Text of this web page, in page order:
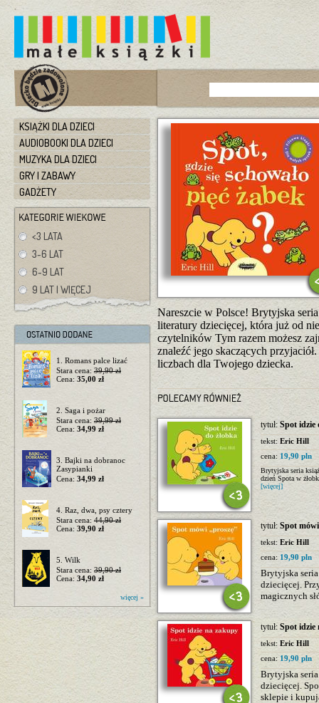
KSIĄŻKI DLA DZIECI
AUDIOBOOKI DLA DZIECI
MUZYKA DLA DZIECI
GRY I ZABAWY
GADŻETY
<3 LATA
3-6 LAT
6-9 LAT
9 LAT I WIĘCEJ
1. Romans palce lizać
Stara cena: 39,90 zł
Cena: 35,00 zł
2. Saga i pożar
Stara cena: 39,99 zł
Cena: 34,99 zł
3. Bajki na dobranoc
Zasypianki
Cena: 34,99 zł
4. Raz, dwa, psy cztery
Stara cena: 44,90 zł
Cena: 39,90 zł
5. Wilk
Stara cena: 39,90 zł
Cena: 34,90 zł
więcej »
Nareszcie w Polsce! Brytyjska
literatury dziecięcej, która już od
czytelników Tym razem możesz
znaleźć jego skaczących
liczbach dla Twojego dziecka.
tytuł: Spot idzie
tekst: Eric Hill
cena: 19,90 pln
Brytyjska seria
dzień Spota w
[więcej]
tytuł:Spot
tekst: Eric Hill
cena: 19,90 pln
Brytyjska
dziecięcej.
magicznych
tytuł: Spot idzie
tekst: Eric Hill
cena: 19,90 pln
Brytyjska
dziecięcej.
sklepie i